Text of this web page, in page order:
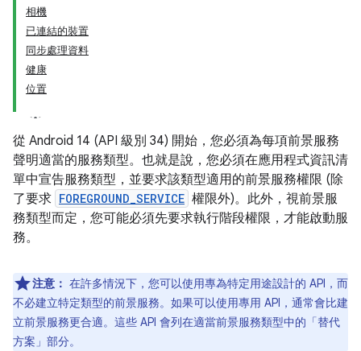
相機
已連結的裝置
同步處理資料
健康
位置
從 Android 14 (API 級別 34) 開始，您必須為每項前景服務
聲明適當的服務類型。也就是說，您必須在應用程式資訊清
單中宣告服務類型，並要求該類型適用的前景服務權限 (除
了要求 FOREGROUND_SERVICE 權限外)。此外，視前景服
務類型而定，您可能必須先要求執行階段權限，才能啟動服
務。
注意： 在許多情況下，您可以使用專為特定用途設計的 API，而
不必建立特定類型的前景服務。如果可以使用專用 API，通常會比建
立前景服務更合適。這些 API 會列在適當前景服務類型中的「替代
方案」 部分。